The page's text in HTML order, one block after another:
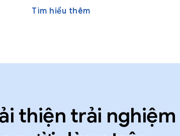
Tìm hiểu thêm
thiện trải nghiệm